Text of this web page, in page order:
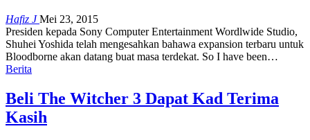
Hafiz JMei 23, 2015
Presiden kepada Sony Computer Entertainment Wordlwide Studio,
Shuhei Yoshida telah mengesahkan bahawa expansion terbaru untuk
Bloodborne akan datang buat masa terdekat. So I have been…
Berita
Beli The Witcher 3 Dapat Kad Terima
Kasih